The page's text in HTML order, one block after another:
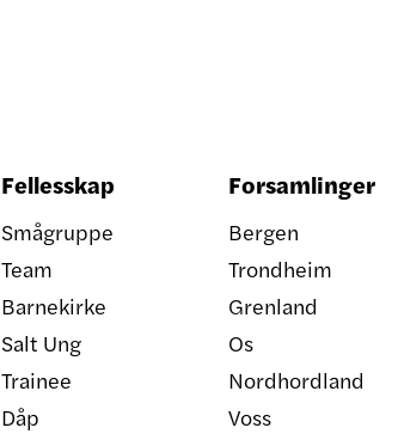
Fellesskap
Smågruppe
Team
Barnekirke
Salt Ung
Trainee
Dåp
Forsamlinger
Bergen
Trondheim
Grenland
Os
Nordhordland
Voss